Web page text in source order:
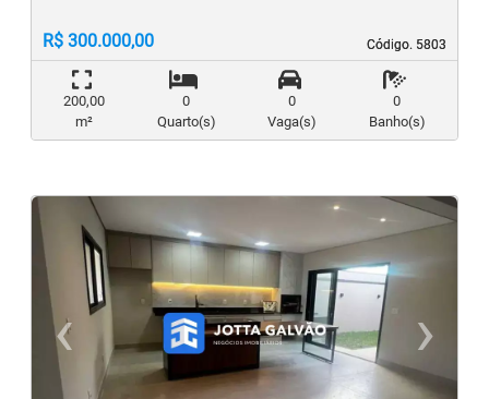
Código. 5803
Código. 5803
R$ 300.000,00
200,00
m²
0
Quarto(s)
0
Vaga(s)
0
Banho(s)
‹ ›